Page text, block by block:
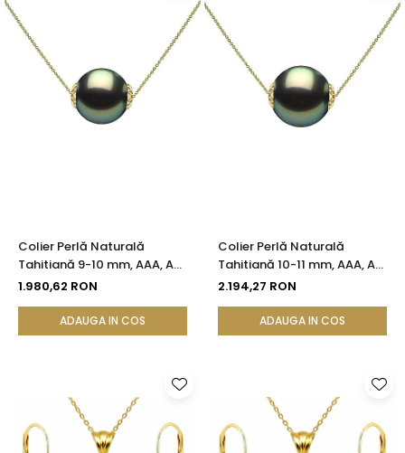
Colier Perlă Naturală
Tahitiană 9-10 mm, AAA, Aur
Galben 14K | KASKADDA®
1.980,62 RON
ADAUGA IN COS
Colier Perlă Naturală
Tahitiană 10-11 mm, AAA, Aur
Galben 14K | KASKADDA®
2.194,27 RON
ADAUGA IN COS